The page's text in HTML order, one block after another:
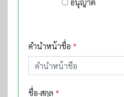
อนุญาต
คำนำหน้าชื่อ *
ชื่อ-สกุล *